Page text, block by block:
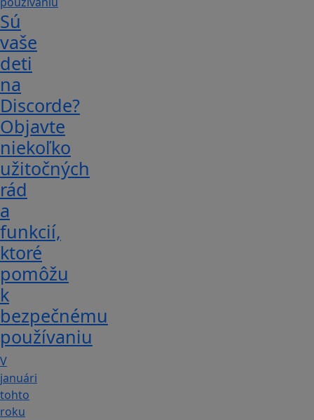
Sú
vaše
deti
na
Discorde?
Objavte
niekoľko
užitočných
rád
a
funkcií,
ktoré
pomôžu
k
bezpečnému
používaniu
V
januári
tohto
roku